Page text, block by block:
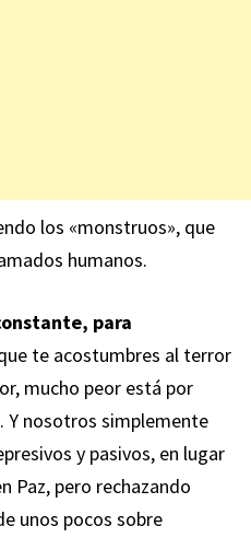
los «monstruos», que
humanos.
para
te acostumbres al terror
mucho peor está por
Y nosotros simplemente
y pasivos, en lugar
Paz, pero rechazando
unos pocos sobre